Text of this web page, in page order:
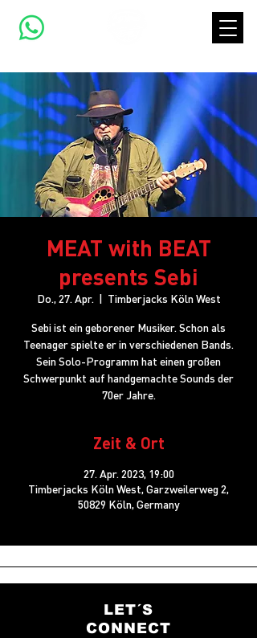
MEAT with BEAT
presents Sebi
Do., 27. Apr.
  |
Timberjacks Köln West
Sebi ist ein geborener Musiker. Schon als
Teenager spielte er in verschiedenen Bands.
Sein Solo-Programm hat einen großen
Schwerpunkt auf handgemachte Sounds der
70er Jahre.
Zeit & Ort
27. Apr. 2023, 19:00
Timberjacks Köln West, Garzweilerweg 2,
50829 Köln, Germany
LET´S
CONNECT